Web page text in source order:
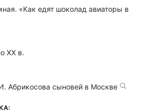
«Как едят шоколад авиаторы в
ХХ в.
Абрикосова сыновей в Москве